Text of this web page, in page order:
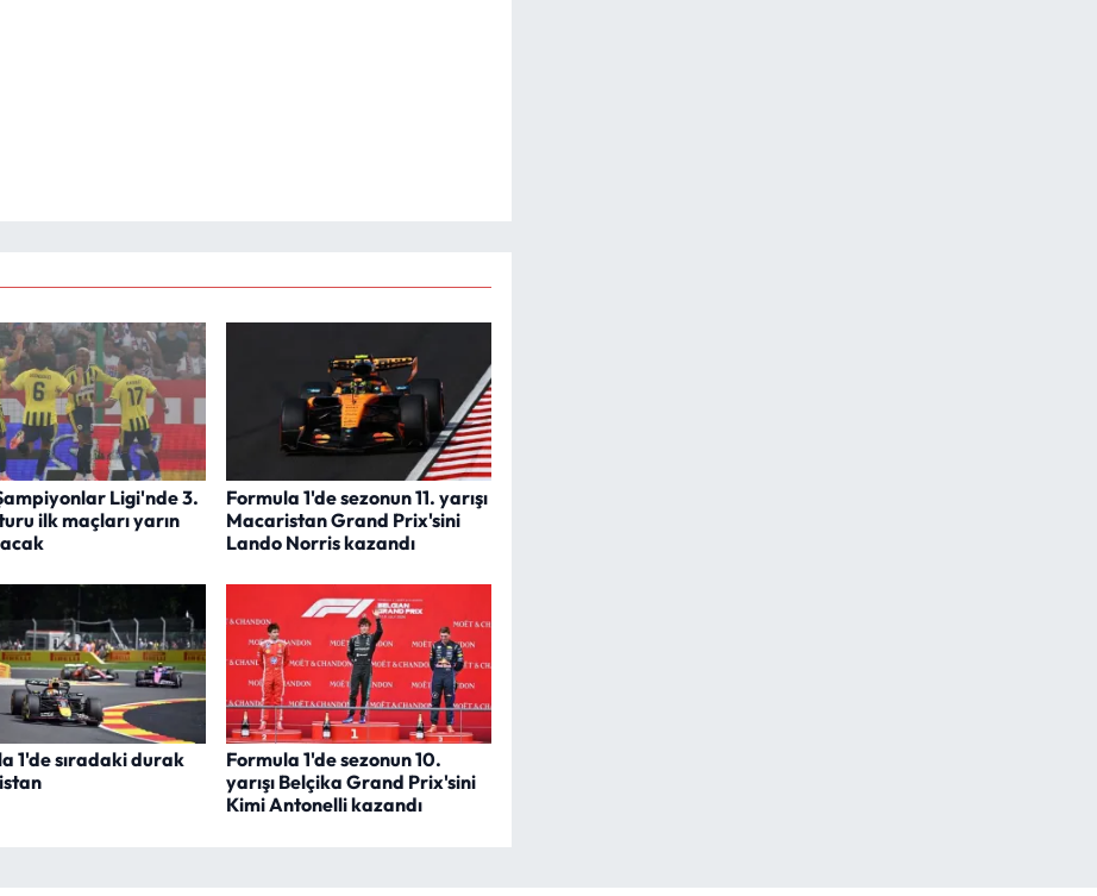
Ligi'nde 3.
ilk maçları yarın
Formula 1'de sezonun 11. yarışı
Macaristan Grand Prix'sini
Lando Norris kazandı
1'de sıradaki durak
Formula 1'de sezonun 10.
yarışı Belçika Grand Prix'sini
Kimi Antonelli kazandı